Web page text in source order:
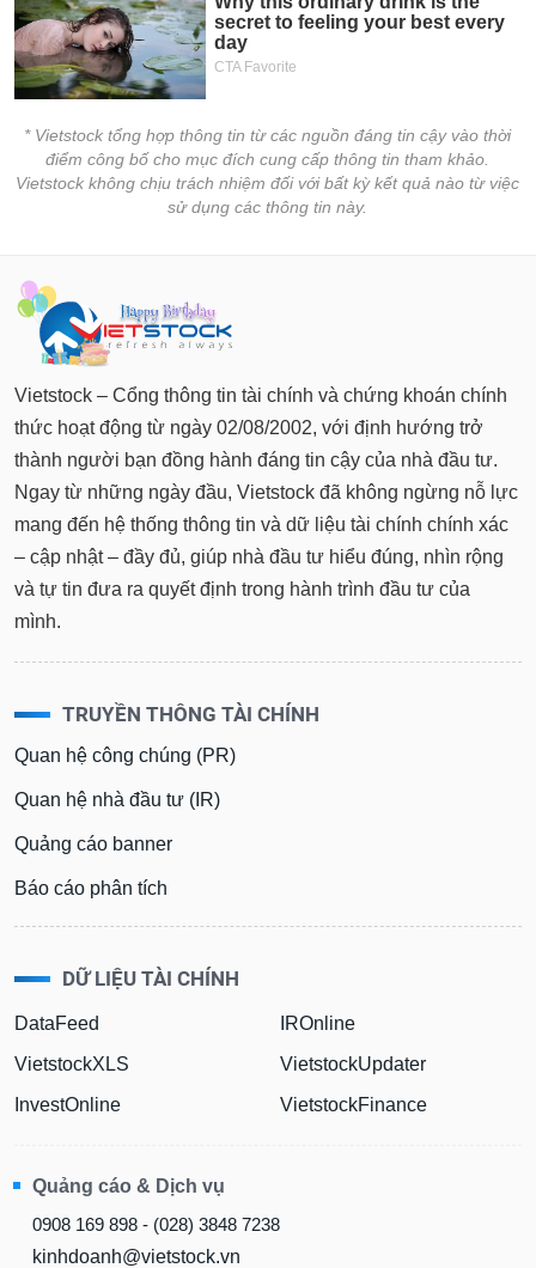
* Vietstock tổng hợp thông tin từ các nguồn đáng tin cậy vào thời
điểm công bố cho mục đích cung cấp thông tin tham khảo.
Vietstock không chịu trách nhiệm đối với bất kỳ kết quả nào từ việc
sử dụng các thông tin này.
Vietstock – Cổng thông tin tài chính và chứng khoán chính
thức hoạt động từ ngày 02/08/2002, với định hướng trở
thành người bạn đồng hành đáng tin cậy của nhà đầu tư.
Ngay từ những ngày đầu, Vietstock đã không ngừng nỗ lực
mang đến hệ thống thông tin và dữ liệu tài chính chính xác
– cập nhật – đầy đủ, giúp nhà đầu tư hiểu đúng, nhìn rộng
và tự tin đưa ra quyết định trong hành trình đầu tư của
mình.
TRUYỀN THÔNG TÀI CHÍNH
Quan hệ công chúng (PR)
Quan hệ nhà đầu tư (IR)
Quảng cáo banner
Báo cáo phân tích
DỮ LIỆU TÀI CHÍNH
DataFeed
VietstockXLS
InvestOnline
IROnline
VietstockUpdater
VietstockFinance
Quảng cáo & Dịch vụ
0908 169 898 - (028) 3848 7238
kinhdoanh@vietstock.vn
chính